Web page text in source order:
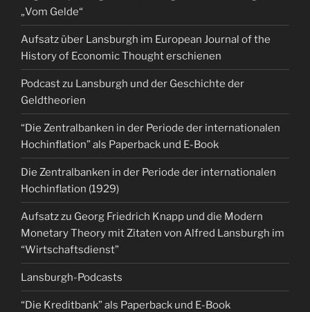
„Vom Gelde“
Aufsatz über Lansburgh im European Journal of the
History of Economic Thought erschienen
Podcast zu Lansburgh und der Geschichte der
Geldtheorien
“Die Zentralbanken in der Periode der internationalen
Hochinflation” als Paperback und E-Book
Die Zentralbanken in der Periode der internationalen
Hochinflation (1929)
Aufsatz zu Georg Friedrich Knapp und die Modern
Monetary Theory mit Zitaten von Alfred Lansburgh im
“Wirtschaftsdienst”
Lansburgh-Podcasts
“Die Kreditbank” als Paperback und E-Book